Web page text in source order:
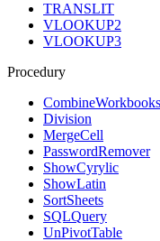
TRANSLIT
VLOOKUP2
VLOOKUP3
Procedury
CombineWorkbooks
Division
MergeCell
PasswordRemover
ShowCyrylic
ShowLatin
SortSheets
SQLQuery
UnPivotTable